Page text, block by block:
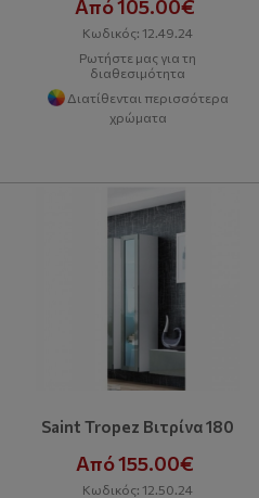
Από 105.00€
Κωδικός: 12.49.24
Ρωτήστε μας για τη
διαθεσιμότητα
Διατίθενται περισσότερα
χρώματα
Saint Tropez Βιτρίνα 180
Από 155.00€
Κωδικός: 12.50.24